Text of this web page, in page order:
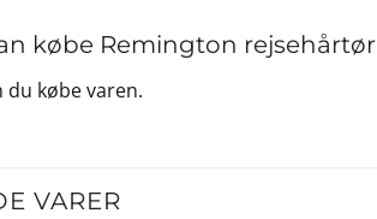
købe Remington
du købe varen.
VARER